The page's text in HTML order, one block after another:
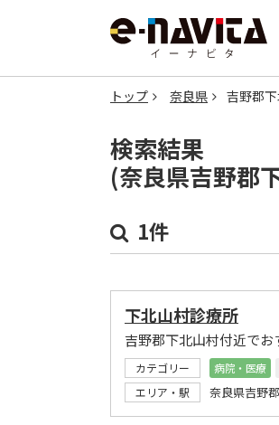
トップ 奈良県 吉野郡
検索結果
(奈良県吉野郡
1件
下北山村診療所
吉野郡下北山村付近で
カテゴリー 病院・医療
エリア・駅
奈良県吉野